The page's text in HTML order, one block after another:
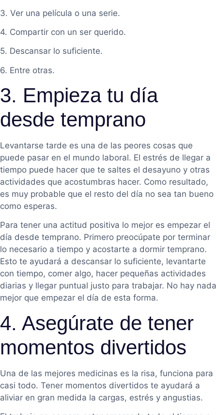
3. Ver una película o una serie.
4. Compartir con un ser querido.
5. Descansar lo suficiente.
6. Entre otras.
3. Empieza tu día
desde temprano
Levantarse tarde es una de las peores cosas que
puede pasar en el mundo laboral. El estrés de llegar a
tiempo puede hacer que te saltes el desayuno y otras
actividades que acostumbras hacer. Como resultado,
es muy probable que el resto del día no sea tan bueno
como esperas.
Para tener una actitud positiva lo mejor es empezar el
día desde temprano. Primero preocúpate por terminar
lo necesario a tiempo y acostarte a dormir temprano.
Esto te ayudará a descansar lo suficiente, levantarte
con tiempo, comer algo, hacer pequeñas actividades
diarias y llegar puntual justo para trabajar. No hay nada
mejor que empezar el día de esta forma.
4. Asegúrate de tener
momentos divertidos
Una de las mejores medicinas es la risa, funciona para
casi todo. Tener momentos divertidos te ayudará a
aliviar en gran medida la cargas, estrés y angustias.